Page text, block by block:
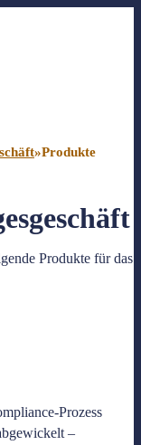
»Produkte
Produkte für das
Prozess
–